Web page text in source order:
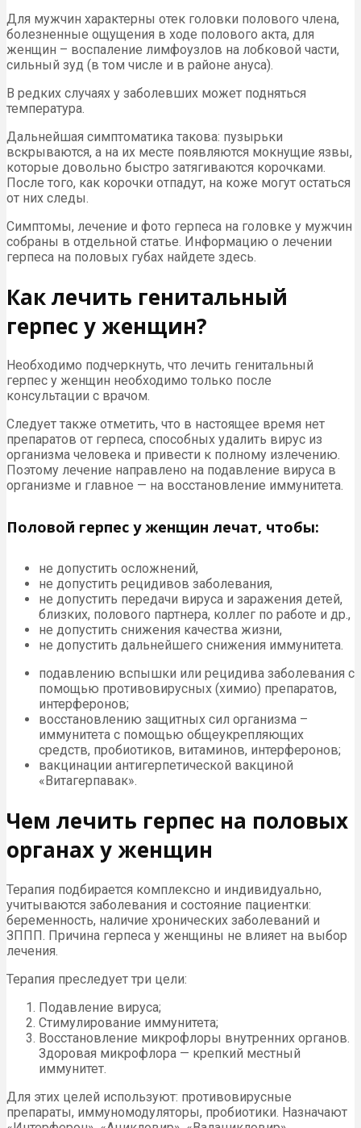
Для мужчин характерны отек головки полового члена,
болезненные ощущения в ходе полового акта, для
женщин – воспаление лимфоузлов на лобковой части,
сильный зуд (в том числе и в районе ануса).
В редких случаях у заболевших может подняться
температура.
Дальнейшая симптоматика такова: пузырьки
вскрываются, а на их месте появляются мокнущие язвы,
которые довольно быстро затягиваются корочками.
После того, как корочки отпадут, на коже могут остаться
от них следы.
Симптомы, лечение и фото герпеса на головке у мужчин
собраны в отдельной статье. Информацию о лечении
герпеса на половых губах найдете здесь.
Как лечить генитальный
герпес у женщин?
Необходимо подчеркнуть, что лечить генитальный
герпес у женщин необходимо только после
консультации с врачом.
Следует также отметить, что в настоящее время нет
препаратов от герпеса, способных удалить вирус из
организма человека и привести к полному излечению.
Поэтому лечение направлено на подавление вируса в
организме и главное — на восстановление иммунитета.
Половой герпес у женщин лечат, чтобы:
не допустить осложнений,
не допустить рецидивов заболевания,
не допустить передачи вируса и заражения детей,
близких, полового партнера, коллег по работе и др.,
не допустить снижения качества жизни,
не допустить дальнейшего снижения иммунитета.
подавлению вспышки или рецидива заболевания с
помощью противовирусных (химио) препаратов,
интерферонов;
восстановлению защитных сил организма –
иммунитета с помощью общеукрепляющих
средств, пробиотиков, витаминов, интерферонов;
вакцинации антигерпетической вакциной
«Витагерпавак».
Чем лечить герпес на половых
органах у женщин
Терапия подбирается комплексно и индивидуально,
учитываются заболевания и состояние пациентки:
беременность, наличие хронических заболеваний и
ЗППП. Причина герпеса у женщины не влияет на выбор
лечения.
Терапия преследует три цели:
Подавление вируса;
Стимулирование иммунитета;
Восстановление микрофлоры внутренних органов.
Здоровая микрофлора — крепкий местный
иммунитет.
Для этих целей используют: противовирусные
препараты, иммуномодуляторы, пробиотики. Назначают